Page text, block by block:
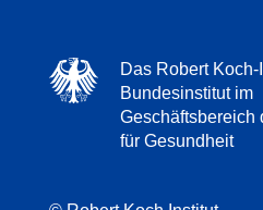
Das Robert
Bundesinstitut im
Geschäftsbereich
für Gesundheit